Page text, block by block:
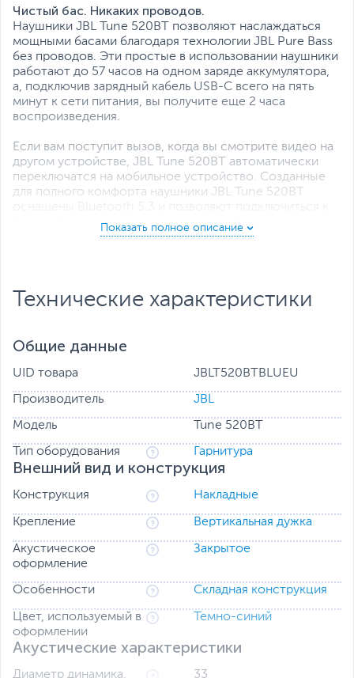
Чистый бас. Никаких проводов.
Наушники JBL Tune 520BT позволяют наслаждаться
мощными басами благодаря технологии JBL Pure Bass
без проводов. Эти простые в использовании наушники
работают до 57 часов на одном заряде аккумулятора,
а, подключив зарядный кабель USB-C всего на пять
минут к сети питания, вы получите еще 2 часа
воспроизведения.
Если вам поступит вызов, когда вы смотрите видео на
другом устройстве, JBL Tune 520BT автоматически
переключатся на мобильное устройство. Созданные
для полного комфорта наушники JBL Tune 520BT
Siri или Google без использования мобильного
переноски. Это универсальное решение, которое
позволяет наслаждаться музыкой в течение всего дня.
Чистый басовый звук JBL
который можно найти на самых известных площадках
по всему миру.
Технические характеристики
Общие данные
UID товара JBLT520BTBLUEU
Производитель JBL
Модель Tune 520BT
Тип оборудования Гарнитура
Внешний вид и конструкция
Конструкция Накладные
Крепление Вертикальная дужка
Акустическое
оформление
Закрытое
Особенности Складная конструкция
Цвет, используемый в
оформлении
Темно-синий
Акустические характеристики
Диаметр динамика, 33